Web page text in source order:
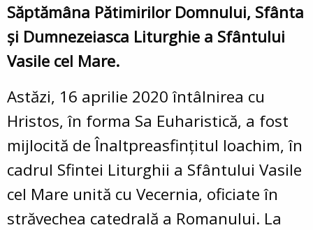
Săptămâna Pătimirilor Domnului, Sfânta
și Dumnezeiasca Liturghie a Sfântului
Vasile cel Mare.
Astăzi, 16 aprilie 2020 întâlnirea cu
Hristos, în forma Sa Euharistică, a fost
mijlocită de Înaltpreasfințitul Ioachim, în
cadrul Sfintei Liturghii a Sfântului Vasile
cel Mare unită cu Vecernia, oficiate în
străvechea catedrală a Romanului. La